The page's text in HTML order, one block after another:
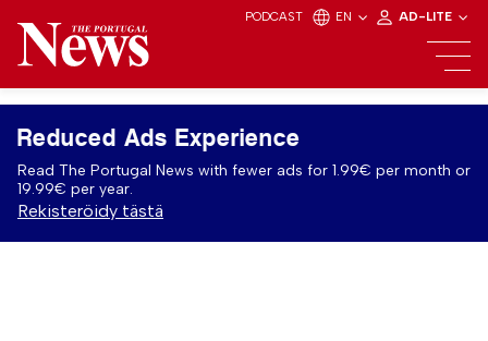
PODCAST EN AD-LITE
Reduced Ads Experience
Read The Portugal News with fewer ads for 1.99€ per month or
19.99€ per year.
Rekisteröidy tästä